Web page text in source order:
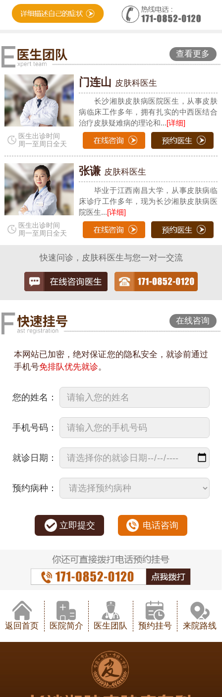
查看更多
医生出诊时间
周一至周日全天
门连山 皮肤科医生
长沙湘肤皮肤病医院医生，从事皮肤
病临床工作多年，拥有扎实的中西医结合
治疗皮肤疑难病的理论和...[详细]
医生出诊时间
周一至周日全天
张谦 皮肤科医生
毕业于江西南昌大学，从事皮肤病临
床诊疗工作多年，现为长沙湘肤皮肤病医
院医生...[详细]
快速问诊，皮肤科医生与您一对一交流
在线咨询
本网站已加密，绝对保证您的隐私安全，就诊前通过
手机号免排队优先就诊。
您的姓名：
手机号码：
就诊日期：
预约病种：
立即提交 电话咨询
返回首页 医院简介 医生团队 预约挂号 来院路线